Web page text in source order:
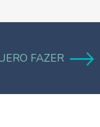
FAZER